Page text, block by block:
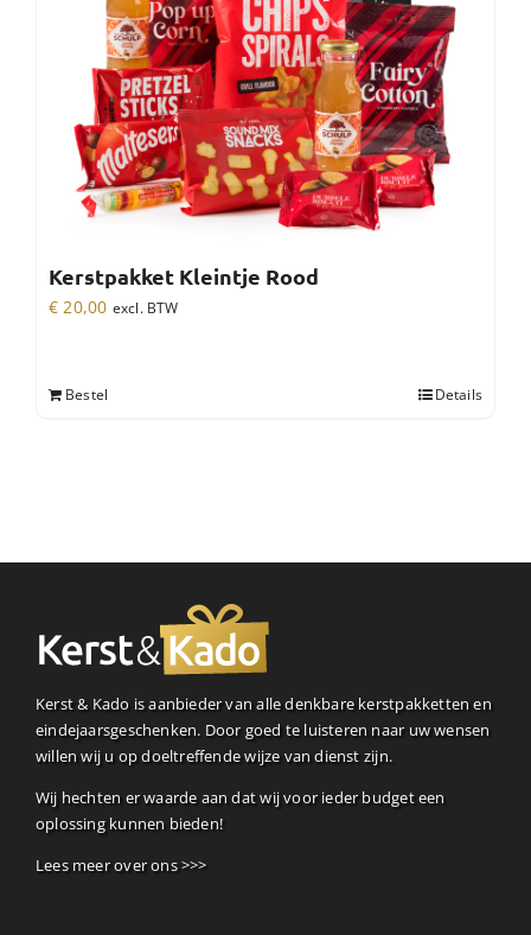
Kerstpakket Kleintje Rood
€ 20,00 excl. BTW
Bestel Details
Kerst & Kado is aanbieder van alle denkbare kerstpakketten en
eindejaarsgeschenken. Door goed te luisteren naar uw wensen
willen wij u op doeltreffende wijze van dienst zijn.
Wij hechten er waarde aan dat wij voor ieder budget een
oplossing kunnen bieden!
Lees meer over ons >>>